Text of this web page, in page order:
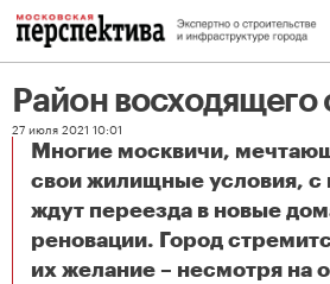
Район восходящего
27 июля 2021 10:01
Многие москвичи,
свои жилищные условия, с
ждут переезда в новые
реновации. Город
их желание – несмотря на